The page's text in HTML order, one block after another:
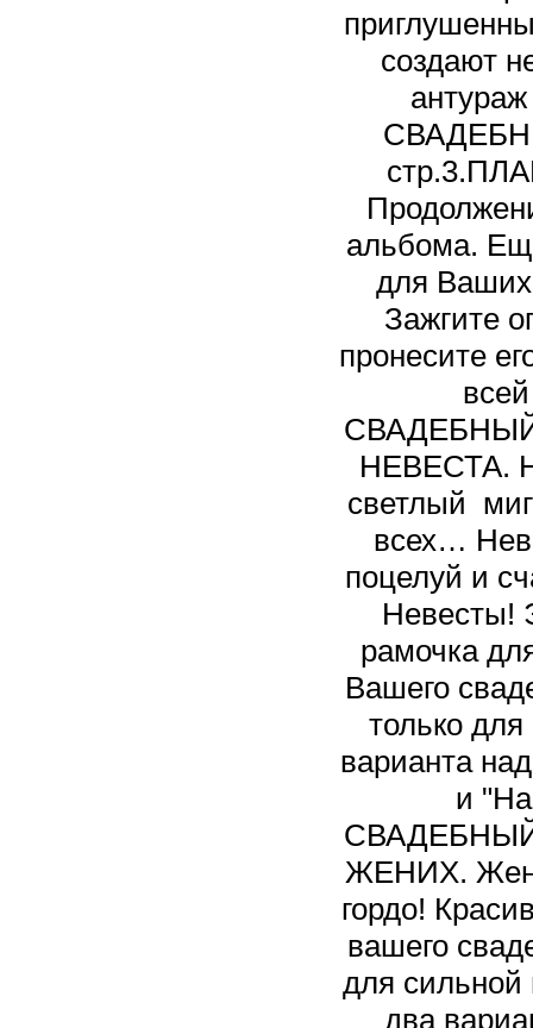
создают
альбома.
для
Зажгите
пронесите
НЕВЕСТА.
светлый
всех…
поцелуй и
Невесты!
рамочка
Вашего
только
варианта
и
ЖЕНИХ.
гордо!
вашего
для сильной
два